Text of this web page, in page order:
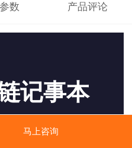
数 产品评论
记事本
理包/多
马上咨询